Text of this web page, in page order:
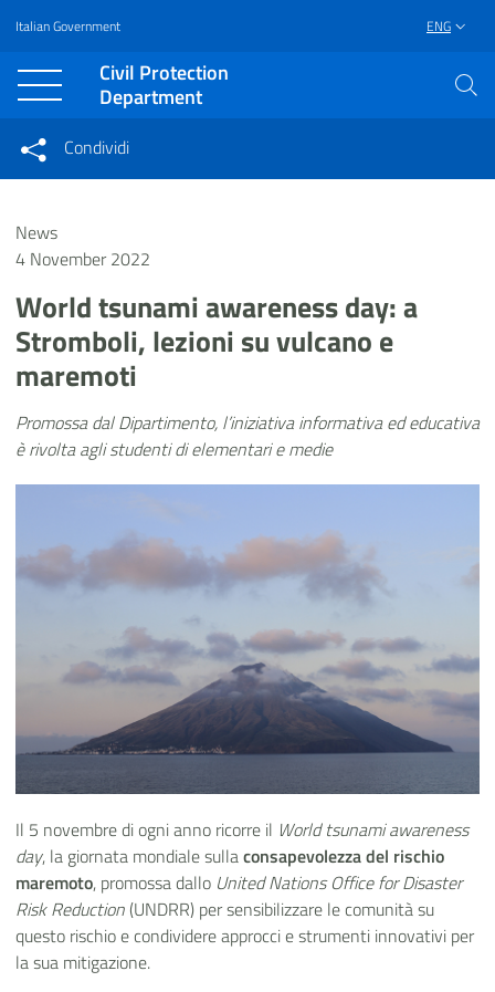
Vai al contenuto principale
Raggiungi il piè di pagina
Italian Government ENG
Civil Protection
Department
Condividi su Facebook
Condividi su LinkedIn
Condividi
Condividi sui social network
News
4 November 2022
World tsunami awareness day: a
Stromboli, lezioni su vulcano e
maremoti
Promossa dal Dipartimento, l’iniziativa informativa ed educativa
è rivolta agli studenti di elementari e medie
Il 5 novembre di ogni anno ricorre il World tsunami awareness
day, la giornata mondiale sullaconsapevolezza del rischio
maremoto, promossa dallo United Nations Office for Disaster
Risk Reduction (UNDRR) per sensibilizzare le comunità su
questo rischio e condividere approcci e strumenti innovativi per
la sua mitigazione.